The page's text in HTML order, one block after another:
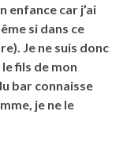
enfance car j’ai
si dans ce
Je ne suis donc
fils de mon
bar connaisse
je ne le